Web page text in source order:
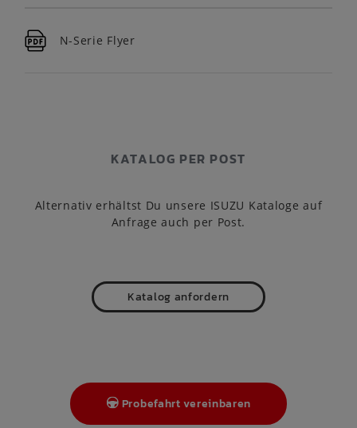
N-Serie Flyer
KATALOG PER POST
Alternativ erhältst Du unsere ISUZU Kataloge auf
Anfrage auch per Post.
Katalog anfordern
Probefahrt vereinbaren